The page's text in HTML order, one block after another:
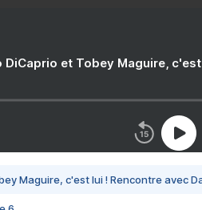
DiCaprio et Tobey Maguire,
Maguire, c'est lui ! Rencontre avec